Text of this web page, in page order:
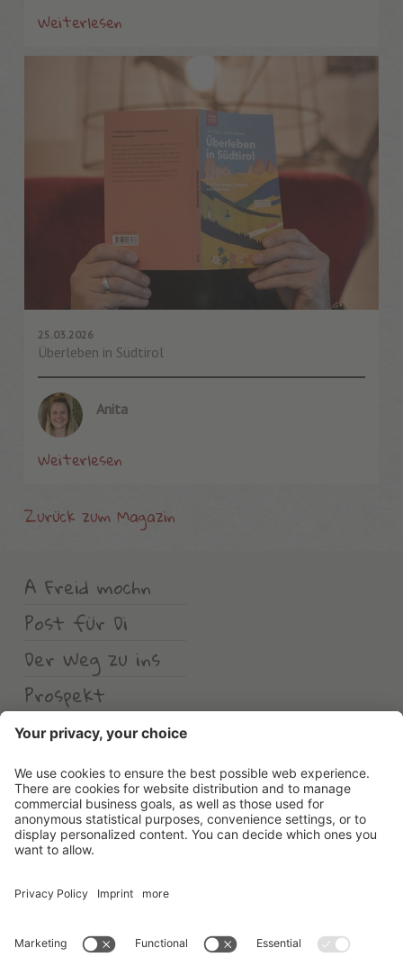
Weiterlesen
25.03.2026
Überleben in Südtirol
Anita
Weiterlesen
Zurück zum Magazin
A Freid mochn
Post für Di
Der Weg zu ins
Prospekt
Wetter
Erlebnishotel Waltershof